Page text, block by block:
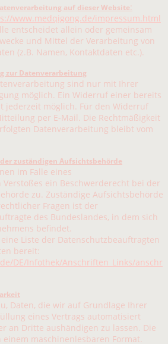
auf dieser Website:
www.medqigong.de/impressum.html
entscheidet allein oder gemeinsam
und Mittel der Verarbeitung von
(z.B. Namen, Kontaktdaten etc.).
zur Datenverarbeitung
sind nur mit Ihrer
möglich. Ein Widerruf einer bereits
jederzeit möglich. Für den Widerruf
per E-Mail. Die Rechtmäßigkeit
Datenverarbeitung bleibt vom
zuständigen Aufsichtsbehörde
im Falle eines
ein Beschwerderecht bei der
zu. Zuständige Aufsichtsbehörde
Fragen ist der
des Bundeslandes, in dem sich
befindet.
Liste der Datenschutzbeauftragten
bereit:
DE/Infothek/Anschriften_Links/anschr
Daten, die wir auf Grundlage Ihrer
eines Vertrags automatisiert
an Dritte aushändigen zu lassen. Die
maschinenlesbaren Format.